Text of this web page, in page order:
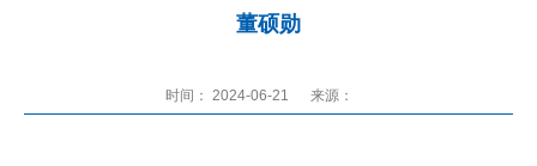
董硕勋
时间： 2024-06-21 来源：